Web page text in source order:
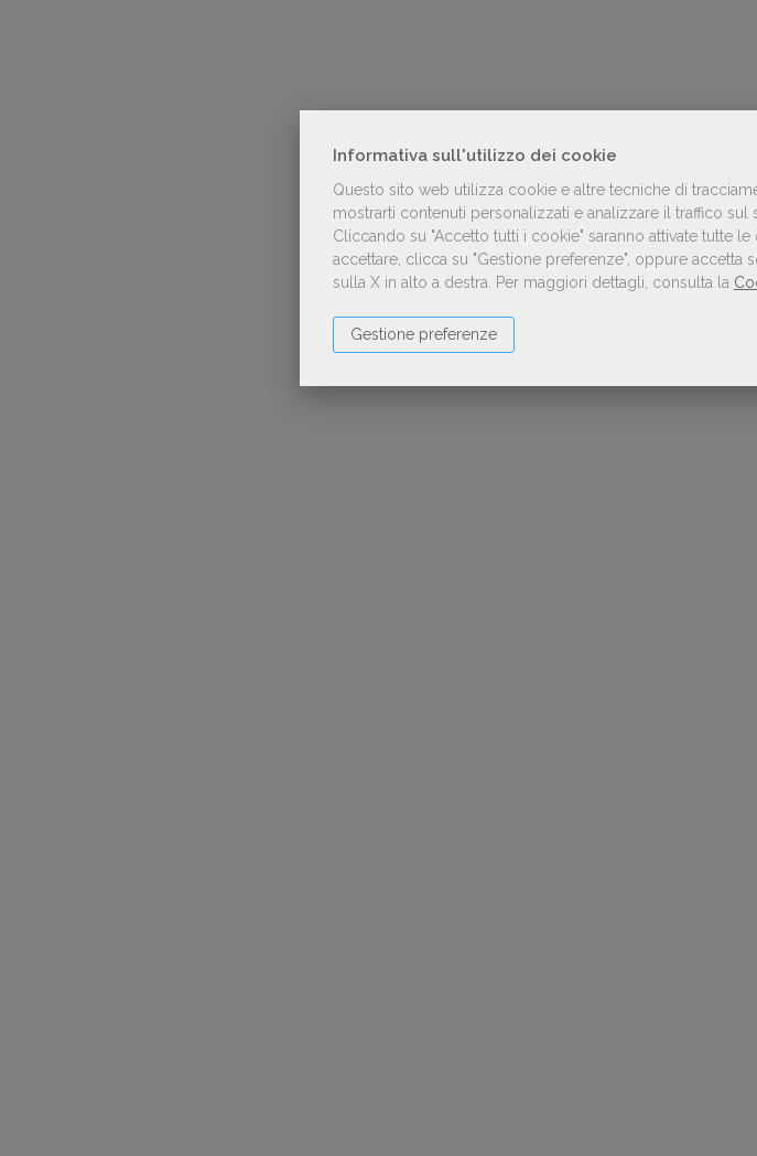
Informativa sull'utilizzo dei cookie
Questo sito web utilizza cookie e altre tecniche di
mostrarti contenuti personalizzati e analizzare il traffico sul
Cliccando su "Accetto tutti i cookie" saranno attivate tutte
accettare, clicca su "Gestione preferenze", oppure
sulla X in alto a destra.
Per maggiori dettagli, consulta la
Gestione preferenze